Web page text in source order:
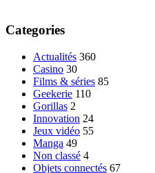
Categories
Actualités 360
Casino 30
Films & séries 85
Geekerie 110
Gorillas 2
Innovation 24
Jeux vidéo 55
Manga 49
Non classé 4
Objets connectés 67